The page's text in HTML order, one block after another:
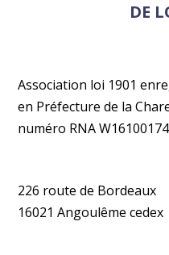
DE
Association loi 1901
en Préfecture de la
numéro RNA
226 route de Bordeaux
16021 Angoulême cedex